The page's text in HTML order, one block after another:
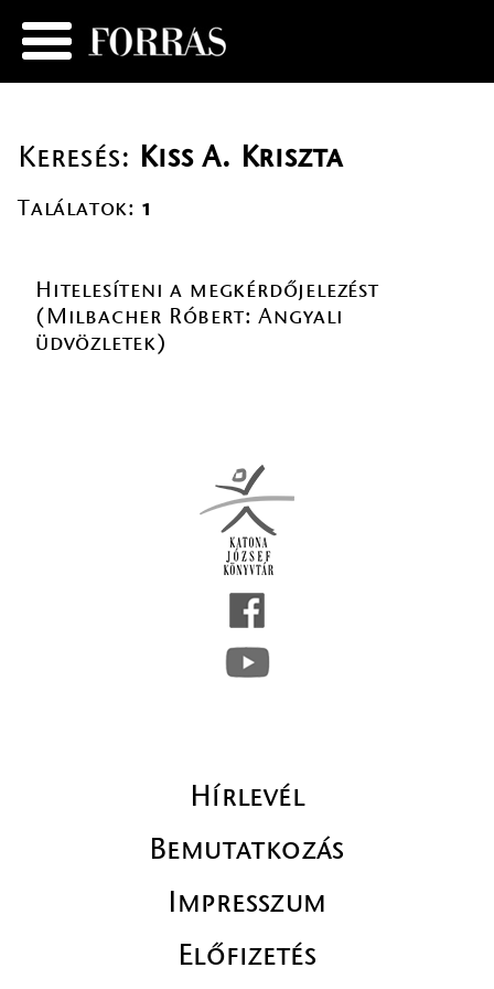
Keresés: Kiss A. Kriszta
Találatok: 1
Hitelesíteni a megkérdőjelezést
(Milbacher Róbert: Angyali
üdvözletek)
Hírlevél
Bemutatkozás
Impresszum
Előfizetés